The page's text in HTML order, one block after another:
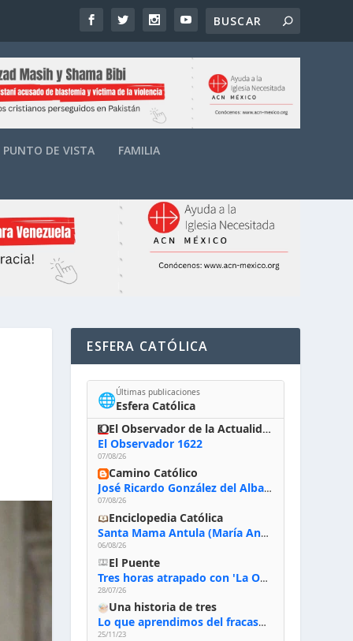
PUNTO DE VISTA FAMILIA
ESFERA CATÓLICA
🌐Últimas publicaciones
Esfera Católica
El Observador de la Actualidad
El Observador 1622
07/08/26
Camino Católico
José Ricardo González del Alba, artista sacro: «Yo oro, hablo con Dios, le pido al Espíritu Santo su inspiración y siempre pinto rezando el rosario para que sea Él quien actúe a través de mis manos»
07/08/26
Enciclopedia Católica
Santa Mama Antula (María Antonia de Paz y Figueroa)
06/08/26
El Puente
Tres horas atrapado con 'La Odisea' de Nolan
28/07/26
Una historia de tres
Lo que aprendimos del fracaso al emprender
25/11/23